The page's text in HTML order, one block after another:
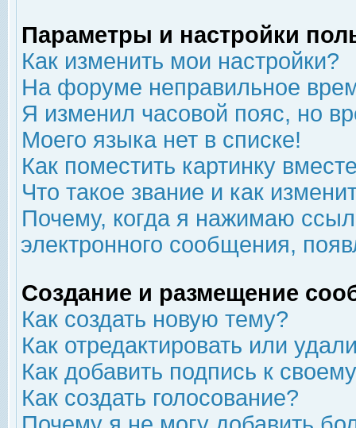
Параметры и настройки
Как изменить мои настройки?
На форуме неправильное
Я изменил часовой пояс, но
Моего языка нет в списке!
Как поместить картинку
Что такое звание и как
Почему, когда я нажимаю
электронного сообщения,
Создание и размещение
Как создать новую тему?
Как отредактировать или
Как добавить подпись к
Как создать голосование?